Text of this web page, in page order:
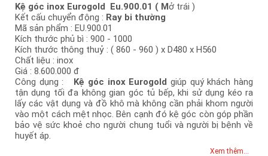
Kệ góc inox Eurogold Eu.900.01 ( Mở trái )
Kết cấu chuyển động : Ray bi thường
Mã sản phẩm : EU.900.01
Kích thước phủ bì : 900 - 1000
Kích thước thông thuỷ : ( 860 - 960 ) x D480 x H560
Chất liệu : inox
Giá : 8.600.000 đ
Công dụng :
Kệ góc inox Eurogold giúp quý khách hàng
tận dụng tối đa không gian góc tủ bếp, khi sử dụng kéo ra
lấy các vật dụng và đồ khô mà không cần phải khom người
vào một cách mệt nhọc. Bên cạnh đó kệ góc còn góp phần
bảo vệ sức khoẻ cho người chung tuổi và người bị bệnh về
huyết áp.
Xem thêm...